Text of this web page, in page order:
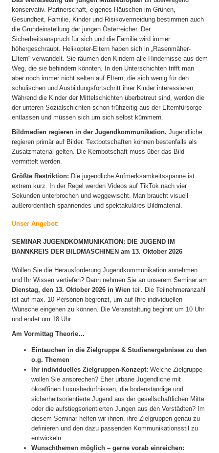
konservativ. Partnerschaft, eigenes Häuschen im Grünen,
Gesundheit, Familie, Kinder und Risikovermeidung bestimmen auch
die Grundeinstellung der jungen Österreicher. Der
Sicherheitsanspruch für sich und die Familie wird immer
höhergeschraubt. Helikopter-Eltern haben sich in „Rasenmäher-
Eltern“ verwandelt. Sie räumen den Kindern alle Hindernisse aus dem
Weg, die sie behindern könnten. In den Unterschichten trifft man
aber noch immer nicht selten auf Eltern, die sich wenig für den
schulischen und Ausbildungsfortschritt ihrer Kinder interessieren.
Während die Kinder der Mittelschichten überbetreut sind, werden die
der unteren Sozialschichten schon frühzeitig aus der Elternfürsorge
entlassen und müssen sich um sich selbst kümmern.
Bildmedien regieren in der Jugendkommunikation. Jugendliche
regieren primär auf Bilder. Textbotschaften können bestenfalls als
Zusatzmaterial gelten. Die Kernbotschaft muss über das Bild
vermittelt werden.
Größte Restriktion: Die jugendliche Aufmerksamkeitsspanne ist
extrem kurz. In der Regel werden Videos auf TikTok nach vier
Sekunden unterbrochen und weggewischt. Man braucht visuell
außerordentlich spannendes und spektakuläres Bildmaterial.
Unser Angebot:
SEMINAR JUGENDKOMMUNIKATION: DIE JUGEND IM
BANNKREIS DER BILDMASCHINEN am 13. Oktober 2026
Wollen Sie die Herausforderung Jugendkommunikation annehmen
und Ihr Wissen vertiefen? Dann nehmen Sie an unserem Seminar am
Dienstag, den 13. Oktober 2026 in Wien teil. Die Teilnehmeranzahl
ist auf max. 10 Personen begrenzt, um auf Ihre individuellen
Wünsche eingehen zu können. Die Veranstaltung beginnt um 10 Uhr
und endet um 18 Uhr.
Am Vormittag Theorie…
Eintauchen in die Zielgruppe & Studienergebnisse zu den
o.g. Themen
Ihr individuelles Zielgruppen-Konzept: Welche Zielgruppe
wollen Sie ansprechen? Eher urbane Jugendliche mit
ökoaffinen Luxusbedürfnissen, die bodenständige und
sicherheitsorientierte Jugend aus der gesellschaftlichen Mitte
oder die aufstiegsorientierten Jungen aus den Vorstädten? Im
diesem Seminar helfen wir ihnen, ihre Zielgruppen genau zu
definieren und den dazu passenden Kommunikationsstil zu
entwickeln.
Wunschthemen möglich – gerne vorab einreichen: